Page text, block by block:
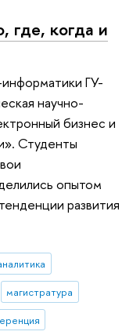
где, когда и
ГУ-
научно-
бизнес и
Студенты
опытом
развития
магистратура